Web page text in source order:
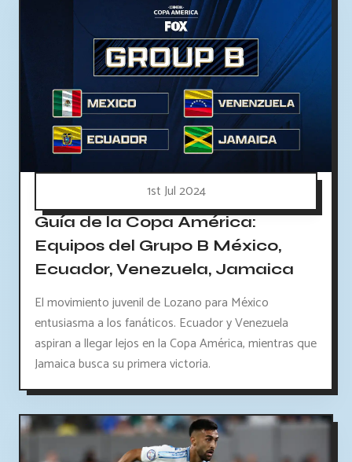
1st Jul 2024
Guía de la Copa América:
Equipos del Grupo B México,
Ecuador, Venezuela, Jamaica
El movimiento juvenil de Lozano para México
entusiasma a los fanáticos. Ecuador y Venezuela
aspiran a llegar lejos en la Copa América, mientras que
Jamaica busca su primera victoria.